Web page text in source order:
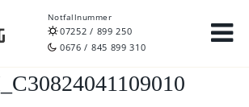
Notfallnummer
07252 / 899 250
0676 / 845 899 310